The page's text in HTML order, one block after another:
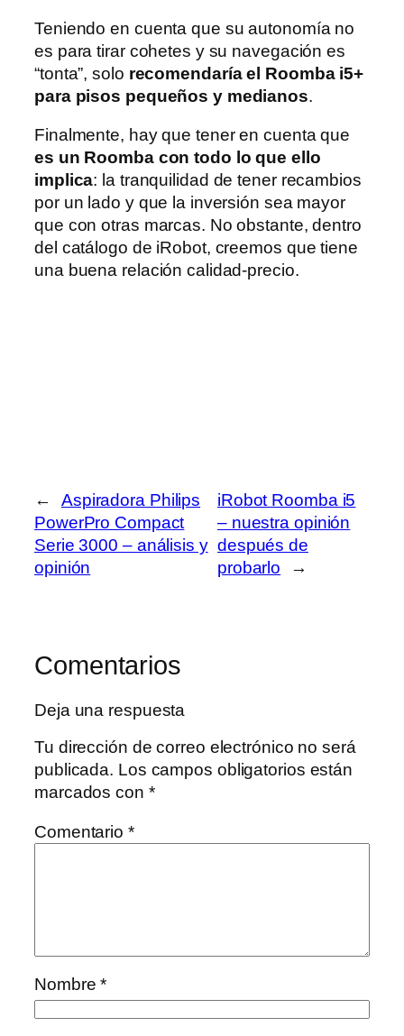
Teniendo en cuenta que su autonomía no
es para tirar cohetes y su navegación es
“tonta”, solo recomendaría el Roomba i5+
para pisos pequeños y medianos.
Finalmente, hay que tener en cuenta que
es un Roomba con todo lo que ello
implica: la tranquilidad de tener recambios
por un lado y que la inversión sea mayor
que con otras marcas. No obstante, dentro
del catálogo de iRobot, creemos que tiene
una buena relación calidad-precio.
←
Aspiradora Philips
PowerPro Compact
Serie 3000 – análisis y
opinión
iRobot Roomba i5
– nuestra opinión
después de
probarlo
→
Comentarios
Deja una respuesta
Tu dirección de correo electrónico no será
publicada. Los campos obligatorios están
marcados con *
Comentario *
Nombre*